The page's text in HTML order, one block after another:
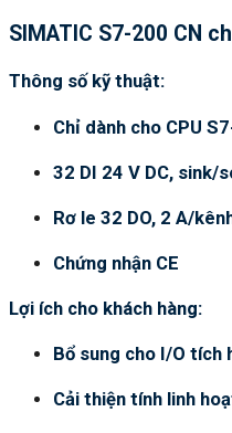
SIMATIC S7-200 CN
Thông số kỹ thuật:
Chỉ dành cho CPU
32 DI 24 V DC, sink/
Rơ le 32 DO, 2 A/
Chứng nhận CE
Lợi ích cho khách hàng:
Bổ sung cho I/O tích
Cải thiện tính linh